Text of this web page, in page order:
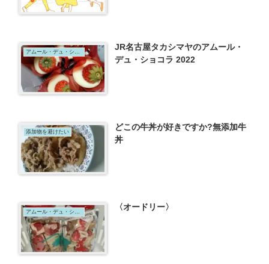
アムール・デュ・ショコラ
JR名古屋タカシマヤのアムール・
デュ・ショコラ 2022
添加物を避けたい
どこの牛丼が好きですか?無添加牛
丼
アムール・デュ・ショコラ 〈オードリー〉